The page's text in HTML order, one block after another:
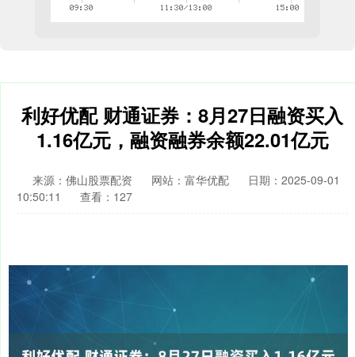
利好优配 财通证券：8月27日融资买入
1.16亿元，融资融券余额22.01亿元
来源：佛山股票配资 网站：富华优配
日期：2025-09-01
10:50:11
查看：127